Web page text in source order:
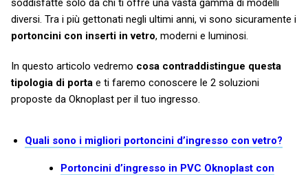
soddisfatte solo da chi ti offre una vasta gamma di modelli
diversi. Tra i più gettonati negli ultimi anni, vi sono sicuramente i
portoncini con inserti in vetro, moderni e luminosi.
In questo articolo vedremo cosa contraddistingue questa
tipologia di porta e ti faremo conoscere le 2 soluzioni
proposte da Oknoplast per il tuo ingresso.
Quali sono i migliori portoncini d’ingresso con vetro?
Portoncini d’ingresso in PVC Oknoplast con